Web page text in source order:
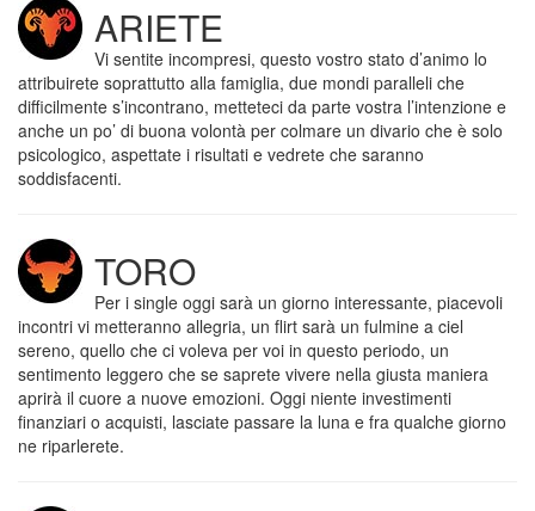
ARIETE
Vi sentite incompresi, questo vostro stato d’animo lo
attribuirete soprattutto alla famiglia, due mondi paralleli che
difficilmente s’incontrano, metteteci da parte vostra l’intenzione e
anche un po’ di buona volontà per colmare un divario che è solo
psicologico, aspettate i risultati e vedrete che saranno
soddisfacenti.
TORO
Per i single oggi sarà un giorno interessante, piacevoli
incontri vi metteranno allegria, un flirt sarà un fulmine a ciel
sereno, quello che ci voleva per voi in questo periodo, un
sentimento leggero che se saprete vivere nella giusta maniera
aprirà il cuore a nuove emozioni. Oggi niente investimenti
finanziari o acquisti, lasciate passare la luna e fra qualche giorno
ne riparlerete.